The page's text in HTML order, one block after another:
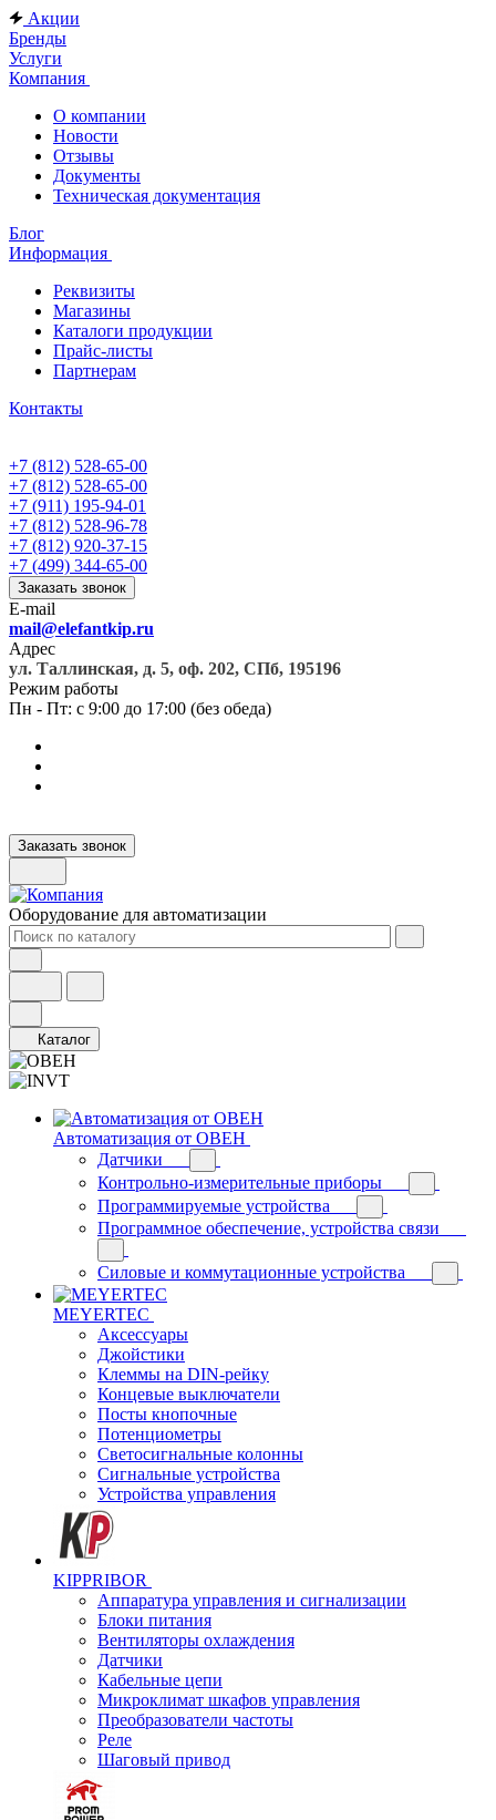
Акции
Бренды
Услуги
Компания
О компании
Новости
Отзывы
Документы
Техническая документация
Блог
Информация
Реквизиты
Магазины
Каталоги продукции
Прайс-листы
Партнерам
Контакты
+7 (812) 528-65-00
+7 (812) 528-65-00
+7 (911) 195-94-01
+7 (812) 528-96-78
+7 (812) 920-37-15
+7 (499) 344-65-00
Заказать звонок
E-mail
mail@elefantkip.ru
Адрес
ул. Таллинская, д. 5, оф. 202, СПб, 195196
Режим работы
Пн - Пт: с 9:00 до 17:00 (без обеда)
Заказать звонок
Оборудование для автоматизации
Каталог
Автоматизация от ОВЕН
Датчики
Контрольно-измерительные приборы
Программируемые устройства
Программное обеспечение, устройства связи
Силовые и коммутационные устройства
MEYERTEC
Аксессуары
Джойстики
Клеммы на DIN-рейку
Концевые выключатели
Посты кнопочные
Потенциометры
Светосигнальные колонны
Сигнальные устройства
Устройства управления
KIPPRIBOR
Аппаратура управления и сигнализации
Блоки питания
Вентиляторы охлаждения
Датчики
Кабельные цепи
Микроклимат шкафов управления
Преобразователи частоты
Реле
Шаговый привод